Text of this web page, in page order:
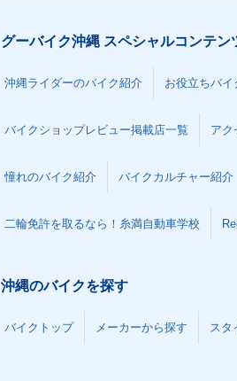
グーバイク沖縄 スペシャルコンテン
沖縄ライダーのバイク紹介 お役立ちバイ
バイクショップレビュー掲載店一覧 アク
憧れのバイク紹介 バイクカルチャー紹介
二輪免許を取るなら！糸満自動車学校
沖縄のバイクを探す
バイクトップ メーカーから探す スタ